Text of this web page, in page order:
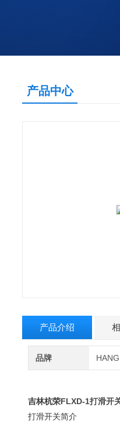
产品中心
产品介绍
品牌
吉林杭荣FLXD-1打滑开
打滑开关简介